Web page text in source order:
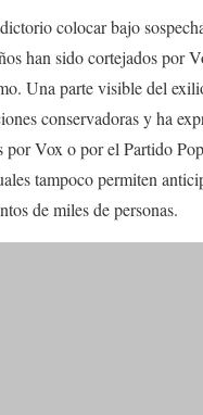
colocar bajo
han sido cortejados por
Una parte visible del
conservadoras y ha
por Vox o por el Partido
tampoco permiten
de miles de personas.